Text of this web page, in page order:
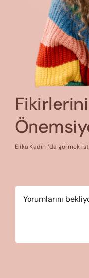
Fikirlerini
Elika Kadın ‘da görmek